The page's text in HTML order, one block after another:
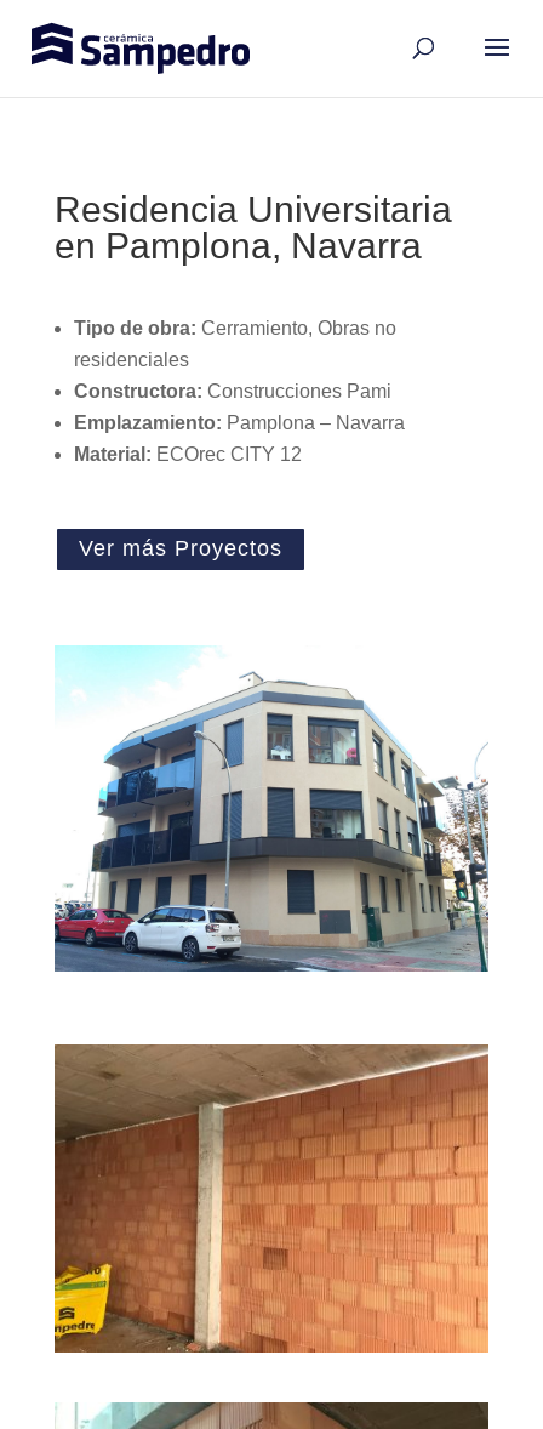
Residencia Universitaria
en Pamplona, Navarra
Tipo de obra: Cerramiento, Obras no
residenciales
Constructora: Construcciones Pami
Emplazamiento: Pamplona – Navarra
Material: ECOrec CITY 12
Ver más Proyectos